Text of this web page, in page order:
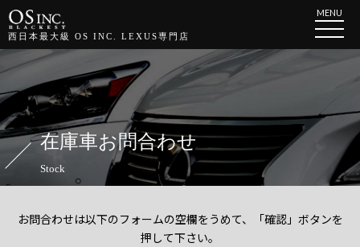
西日本最大級 OS INC. LEXUS専門店
MENU
在庫車お問合わせ
Stock
お問合わせは以下のフォームの空欄をうめて、「確認」ボタンを
押して下さい。